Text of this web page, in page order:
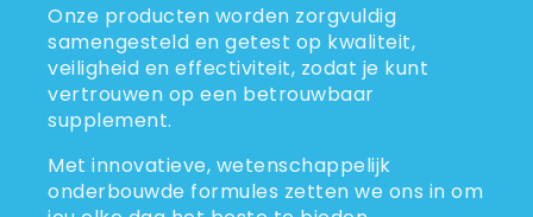
Onze producten worden zorgvuldig
samengesteld en getest op kwaliteit,
veiligheid en effectiviteit, zodat je kunt
vertrouwen op een betrouwbaar
supplement.
Met innovatieve, wetenschappelijk
onderbouwde formules zetten we ons in om